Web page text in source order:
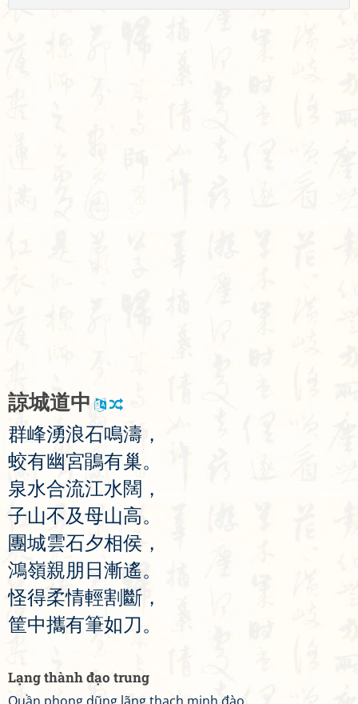
諒城道中
群峰湧浪石鳴濤 ，
蛟有幽宮鵑有巢。
泉水合流江水闊 ，
子山不及母山高。
團城雲石夕相侯 ，
鴻嶺親朋 日 漸遙。
怪得柔情輕割 斷 ，
筐中攜有筆如刀。
Lạng thành đạo trung